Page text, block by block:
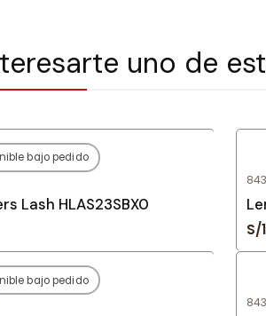
uno de
bajo pedido
Lash HLAS23SBX0
S/
bajo pedido